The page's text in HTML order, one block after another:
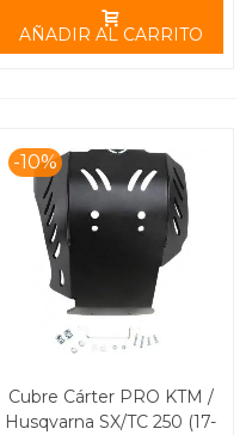
AÑADIR AL CARRITO
-10%
Cubre Cárter PRO KTM /
Husqvarna SX/TC 250 (17-